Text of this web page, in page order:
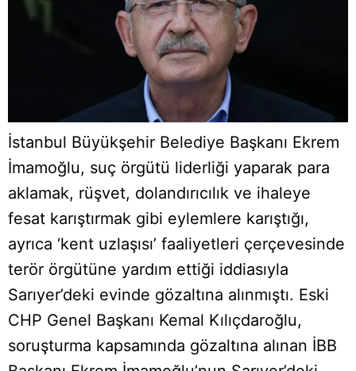
İstanbul Büyükşehir Belediye Başkanı Ekrem
İmamoğlu, suç örgütü liderliği yaparak para
aklamak, rüşvet, dolandırıcılık ve ihaleye
fesat karıştırmak gibi eylemlere karıştığı,
ayrıca ‘kent uzlaşısı’ faaliyetleri çerçevesinde
terör örgütüne yardım ettiği iddiasıyla
Sarıyer’deki evinde gözaltına alınmıştı. Eski
CHP Genel Başkanı Kemal Kılıçdaroğlu,
soruşturma kapsamında gözaltına alınan İBB